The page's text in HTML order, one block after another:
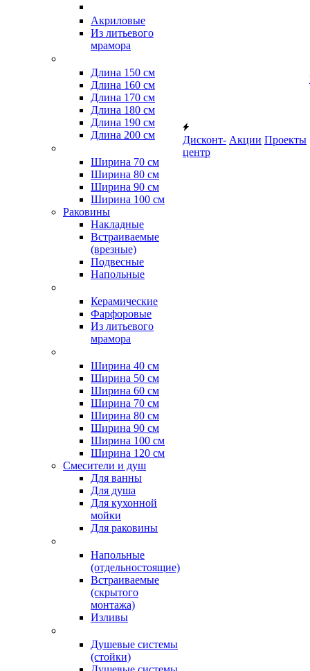
Акриловые
Из литьевого
мрамора
Длина 150 см
Длина 160 см
Длина 170 см
Длина 180 см
Длина 190 см
Длина 200 см
Ширина 70 см
Ширина 80 см
Ширина 90 см
Ширина 100 см
Раковины
Накладные
Встраиваемые
(врезные)
Подвесные
Напольные
Керамические
Фарфоровые
Из литьевого
мрамора
Ширина 40 см
Ширина 50 см
Ширина 60 см
Ширина 70 см
Ширина 80 см
Ширина 90 см
Ширина 100 см
Ширина 120 см
Смесители и душ
Для ванны
Для душа
Для кухонной
мойки
Для раковины
Напольные
(отдельностоящие)
Встраиваемые
(скрытого
монтажа)
Изливы
Душевые системы
(стойки)
Дисконт-
центр
Акции Проекты